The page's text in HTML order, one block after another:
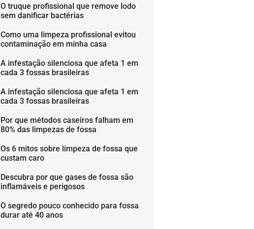
O truque profissional que remove lodo
sem danificar bactérias
Como uma limpeza profissional evitou
contaminação em minha casa
A infestação silenciosa que afeta 1 em
cada 3 fossas brasileiras
A infestação silenciosa que afeta 1 em
cada 3 fossas brasileiras
Por que métodos caseiros falham em
80% das limpezas de fossa
Os 6 mitos sobre limpeza de fossa que
custam caro
Descubra por que gases de fossa são
inflamáveis e perigosos
O segredo pouco conhecido para fossa
durar até 40 anos